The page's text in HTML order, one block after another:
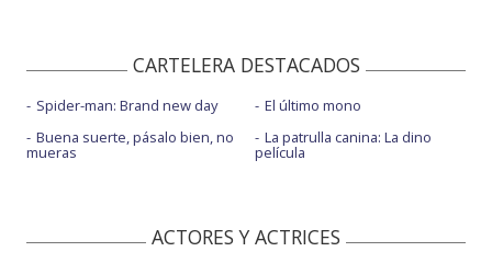
CARTELERA DESTACADOS
Spider-man: Brand new day
Buena suerte, pásalo bien, no
mueras
El último mono
La patrulla canina: La dino
película
ACTORES Y ACTRICES